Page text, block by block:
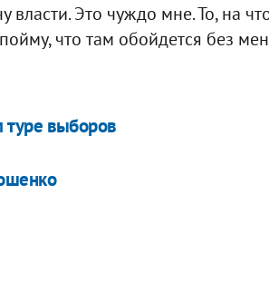
власти. Это чуждо мне. То, на
что там обойдется без
туре выборов